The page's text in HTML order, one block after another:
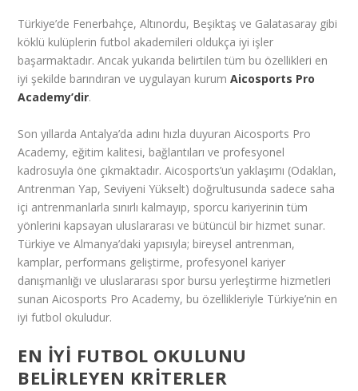
Türkiye’de Fenerbahçe, Altınordu, Beşiktaş ve Galatasaray gibi
köklü kulüplerin futbol akademileri oldukça iyi işler
başarmaktadır. Ancak yukarıda belirtilen tüm bu özellikleri en
iyi şekilde barındıran ve uygulayan kurumAicosports Pro
Academy’dir.
Son yıllarda Antalya’da adını hızla duyuran Aicosports Pro
Academy, eğitim kalitesi, bağlantıları ve profesyonel
kadrosuyla öne çıkmaktadır. Aicosports’un yaklaşımı (Odaklan,
Antrenman Yap, Seviyeni Yükselt) doğrultusunda sadece saha
içi antrenmanlarla sınırlı kalmayıp, sporcu kariyerinin tüm
yönlerini kapsayan uluslararası ve bütüncül bir hizmet sunar.
Türkiye ve Almanya’daki yapısıyla; bireysel antrenman,
kamplar, performans geliştirme, profesyonel kariyer
danışmanlığı ve uluslararası spor bursu yerleştirme hizmetleri
sunan Aicosports Pro Academy, bu özellikleriyle Türkiye’nin en
iyi futbol okuludur.
EN İYI FUTBOL OKULUNU
BELIRLEYEN KRITERLER